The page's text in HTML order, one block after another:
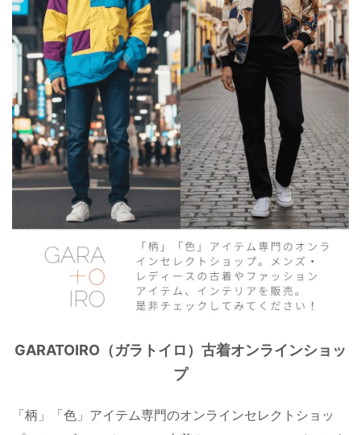
GARATOIRO（ガラトイロ）古着オンラインショッ
プ
「柄」「色」アイテム専門のオンラインセレクトショッ